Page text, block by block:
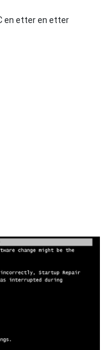
en etter en etter